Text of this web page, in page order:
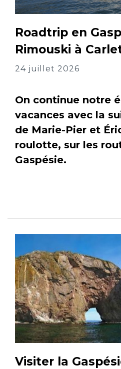
Roadtrip en
Rimouski à
24 juillet 2026
On continue notre
vacances avec la
de Marie-Pier et
roulotte, sur les
Gaspésie.
Visiter la